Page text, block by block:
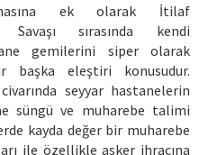
ek olarak İtilaf
Savaşı sırasında kendi
gemilerini siper olarak
başka eleştiri konusudur.
seyyar hastanelerin
süngü ve muharebe talimi
kayda değer bir muharebe
ile özellikle asker ihracına